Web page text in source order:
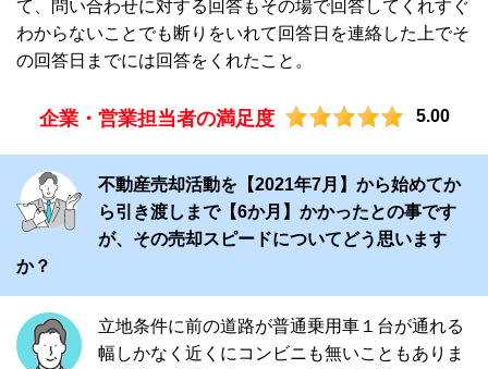
て、問い合わせに対する回答もその場で回答してくれすぐ
わからないことでも断りをいれて回答日を連絡した上でそ
の回答日までには回答をくれたこと。
企業・営業担当者の満足度 5.00
不動産売却活動を【2021年7月】から始めてか
ら引き渡しまで【6か月】かかったとの事です
が、その売却スピードについてどう思います
か？
立地条件に前の道路が普通乗用車１台が通れる
幅しかなく近くにコンビニも無いこともありま